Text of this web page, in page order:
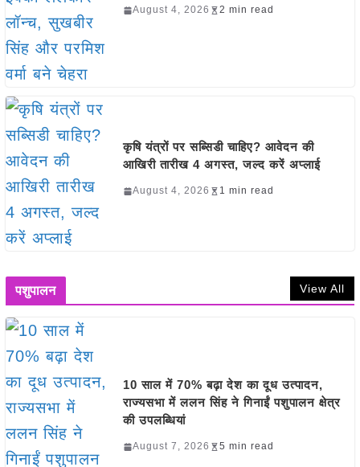
August 4, 2026 2 min read
कृषि यंत्रों पर सब्सिडी चाहिए? आवेदन की
आखिरी तारीख 4 अगस्त, जल्द करें अप्लाई
August 4, 2026 1 min read
पशुपालन View All
10 साल में 70% बढ़ा देश का दूध उत्पादन,
राज्यसभा में ललन सिंह ने गिनाईं पशुपालन क्षेत्र
की उपलब्धियां
August 7, 2026 5 min read